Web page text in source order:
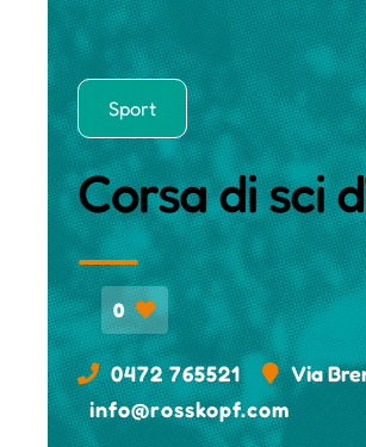
Sport
Corsa di sci
0
0472 765521
Via
info@rosskopf.com